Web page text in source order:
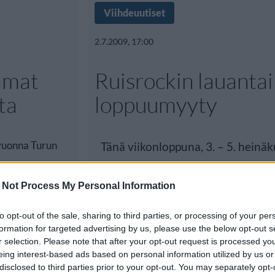
Not Process My Personal Information
opt-out of the sale, sharing to third parties, or processing of your
for targeted advertising by us, please use the below opt-out
selection. Please note that after your opt-out request is processed
interest-based ads based on personal information utilized by us
to third parties prior to your opt-out. You may separately
Turun
Viihdeuutiset
2.7.2009, 17:00
Ruisrockin lauantai
loppuumyyty
Tänä viikonloppuna, 3. – 5.